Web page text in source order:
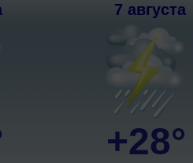
7 августа
+28°